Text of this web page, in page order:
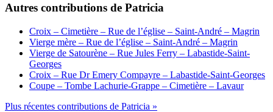
Autres contributions de Patricia
Croix – Cimetière – Rue de l’église – Saint-André – Magrin
Vierge mère – Rue de l’église – Saint-André – Magrin
Vierge de Satourène – Rue Jules Ferry – Labastide-Saint-
Georges
Croix – Rue Dr Emery Compayre – Labastide-Saint-Georges
Coupe – Tombe Lachurie-Grappe – Cimetière – Lavaur
Plus récentes contributions de Patricia »